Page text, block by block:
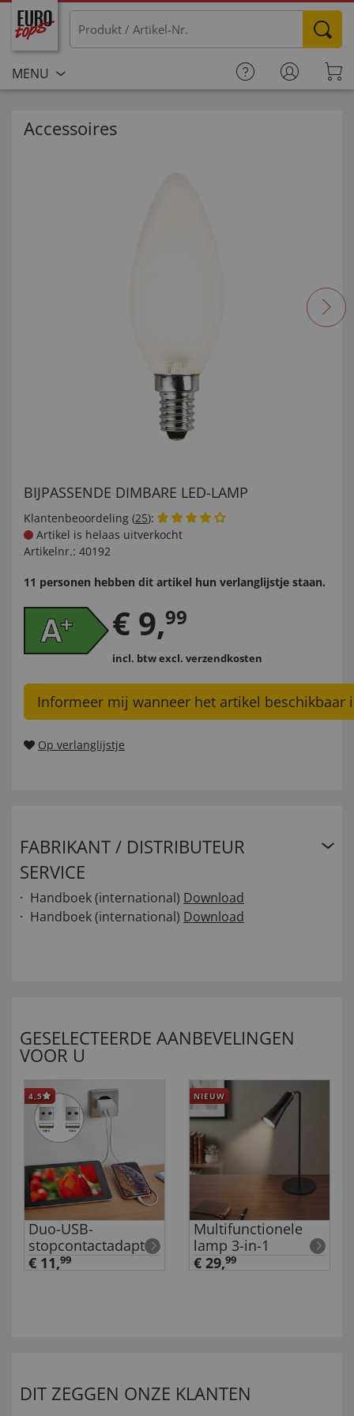
MENU
Accessoires
BIJPASSENDE DIMBARE LED-LAMP
Klantenbeoordeling (25):
Artikel is helaas uitverkocht
Artikelnr.: 40192
11 personen hebben dit artikel hun verlanglijstje staan.
€ 9,99
incl. btwexcl. verzendkosten
Informeer mij wanneer het artikel beschikbaar
Op verlanglijstje
FABRIKANT / DISTRIBUTEUR
SERVICE
Handboek (international) Download
Handboek (international) Download
GESELECTEERDE AANBEVELINGEN
VOOR U
4,5
Duo-USB-
stopcontactadapter
€ 11,99
NIEUW
Multifunctionele
lamp 3-in-1
€ 29,99
DIT ZEGGEN ONZE KLANTEN